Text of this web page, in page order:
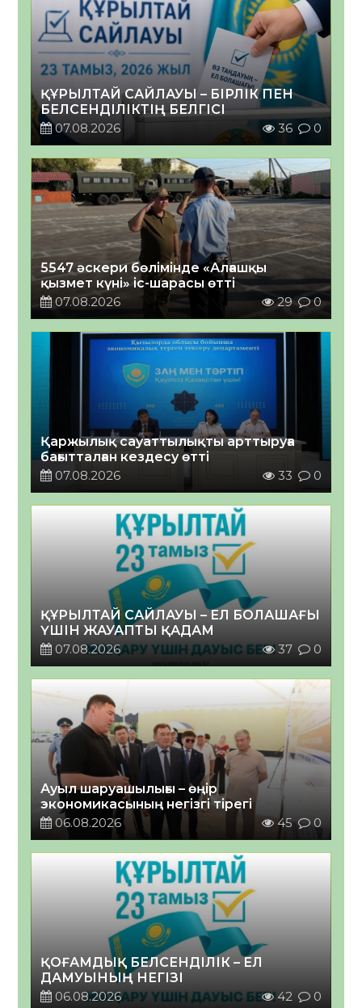
ҚҰРЫЛТАЙ САЙЛАУЫ – БІРЛІК ПЕН
БЕЛСЕНДІЛІКТІҢ БЕЛГІСІ
07.08.2026
36 0
5547 әскери бөлімінде «Алғашқы
қызмет күні» іс-шарасы өтті
07.08.2026
29 0
Қаржылық сауаттылықты арттыруға
бағытталған кездесу өтті
07.08.2026
33 0
ҚҰРЫЛТАЙ САЙЛАУЫ – ЕЛ БОЛАШАҒЫ
ҮШІН ЖАУАПТЫ ҚАДАМ
07.08.2026
37 0
Ауыл шаруашылығы – өңір
экономикасының негізгі тірегі
06.08.2026
45 0
ҚОҒАМДЫҚ БЕЛСЕНДІЛІК – ЕЛ
ДАМУЫНЫҢ НЕГІЗІ
06.08.2026
42 0